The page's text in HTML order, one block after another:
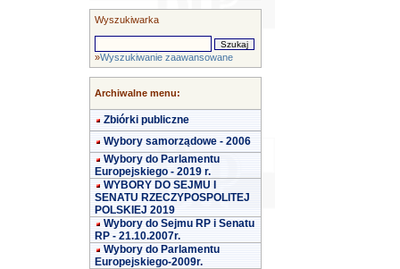
Wyszukiwarka
»Wyszukiwanie zaawansowane
Archiwalne menu:
Zbiórki publiczne
Wybory samorządowe - 2006
Wybory do Parlamentu
Europejskiego - 2019 r.
WYBORY DO SEJMU I
SENATU RZECZYPOSPOLITEJ
POLSKIEJ 2019
Wybory do Sejmu RP i Senatu
RP - 21.10.2007r.
Wybory do Parlamentu
Europejskiego-2009r.